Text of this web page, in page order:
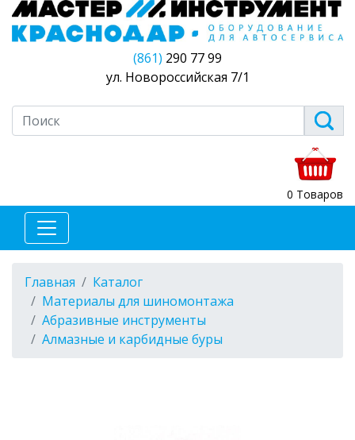
(861) 290 77 99
ул. Новороссийская 7/1
0 Товаров
Главная
Каталог
Материалы для шиномонтажа
Абразивные инструменты
Алмазные и карбидные буры